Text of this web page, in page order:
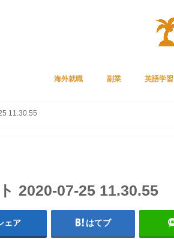
海外就職 副業 英語学習
11.30.55
2020-07-25 11.30.55
ェア はてブ